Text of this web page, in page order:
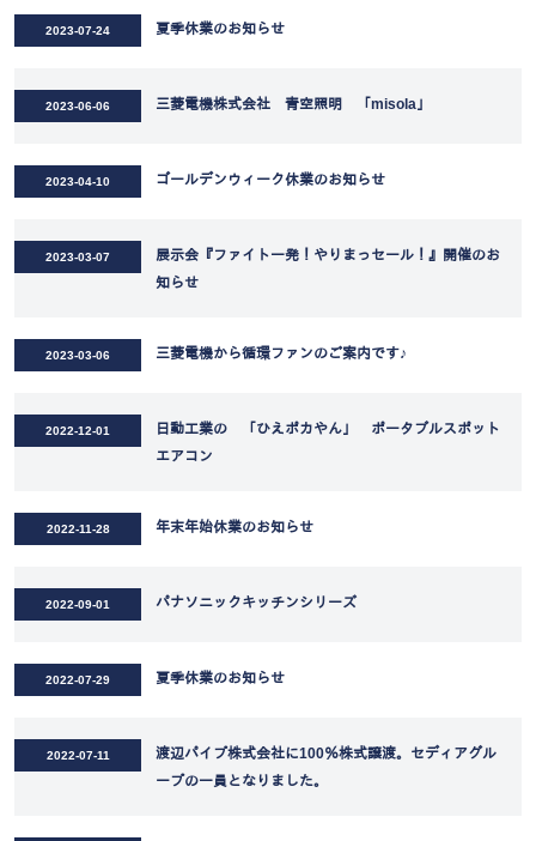
2023-07-24 夏季休業のお知らせ
2023-06-06 三菱電機株式会社 青空照明 「misola」
2023-04-10 ゴールデンウィーク休業のお知らせ
2023-03-07
展示会『ファイト一発！やりまっセール！』開催のお
知らせ
2023-03-06 三菱電機から循環ファンのご案内です♪
2022-12-01
日動工業の 「ひえポカやん」 ポータブルスポット
エアコン
2022-11-28 年末年始休業のお知らせ
2022-09-01 パナソニックキッチンシリーズ
2022-07-29 夏季休業のお知らせ
2022-07-11
渡辺パイプ株式会社に100％株式譲渡。セディアグル
ープの一員となりました。